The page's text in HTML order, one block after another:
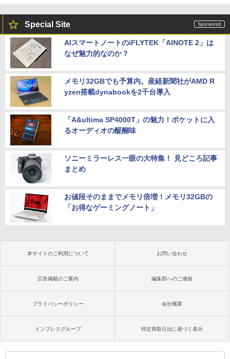
Special Site
AIスマートノートのiFLYTEK「AINOTE 2」は
なぜ魅力的なのか？
メモリ32GBでも予算内。産経新聞社がAMD R
yzen搭載dynabookを2千台導入
「A&ultima SP4000T」の魅力！ポケットに入
るオーディオの醍醐味
ソニーミラーレス一眼の大特集！ 見どころ記事
まとめ
お値段そのままでメモリ倍増！メモリ32GBの
「お得なゲーミングノート」
本サイトのご利用について お問い合わせ
広告掲載のご案内 編集部へのご連絡
プライバシーポリシー 会社概要
インプレスグループ 特定商取引法に基づく表示